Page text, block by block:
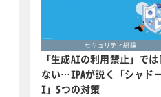
セキュリティ総論
「生成AIの利用禁止」で
ない…IPAが説く「シャド
I」5つの対策